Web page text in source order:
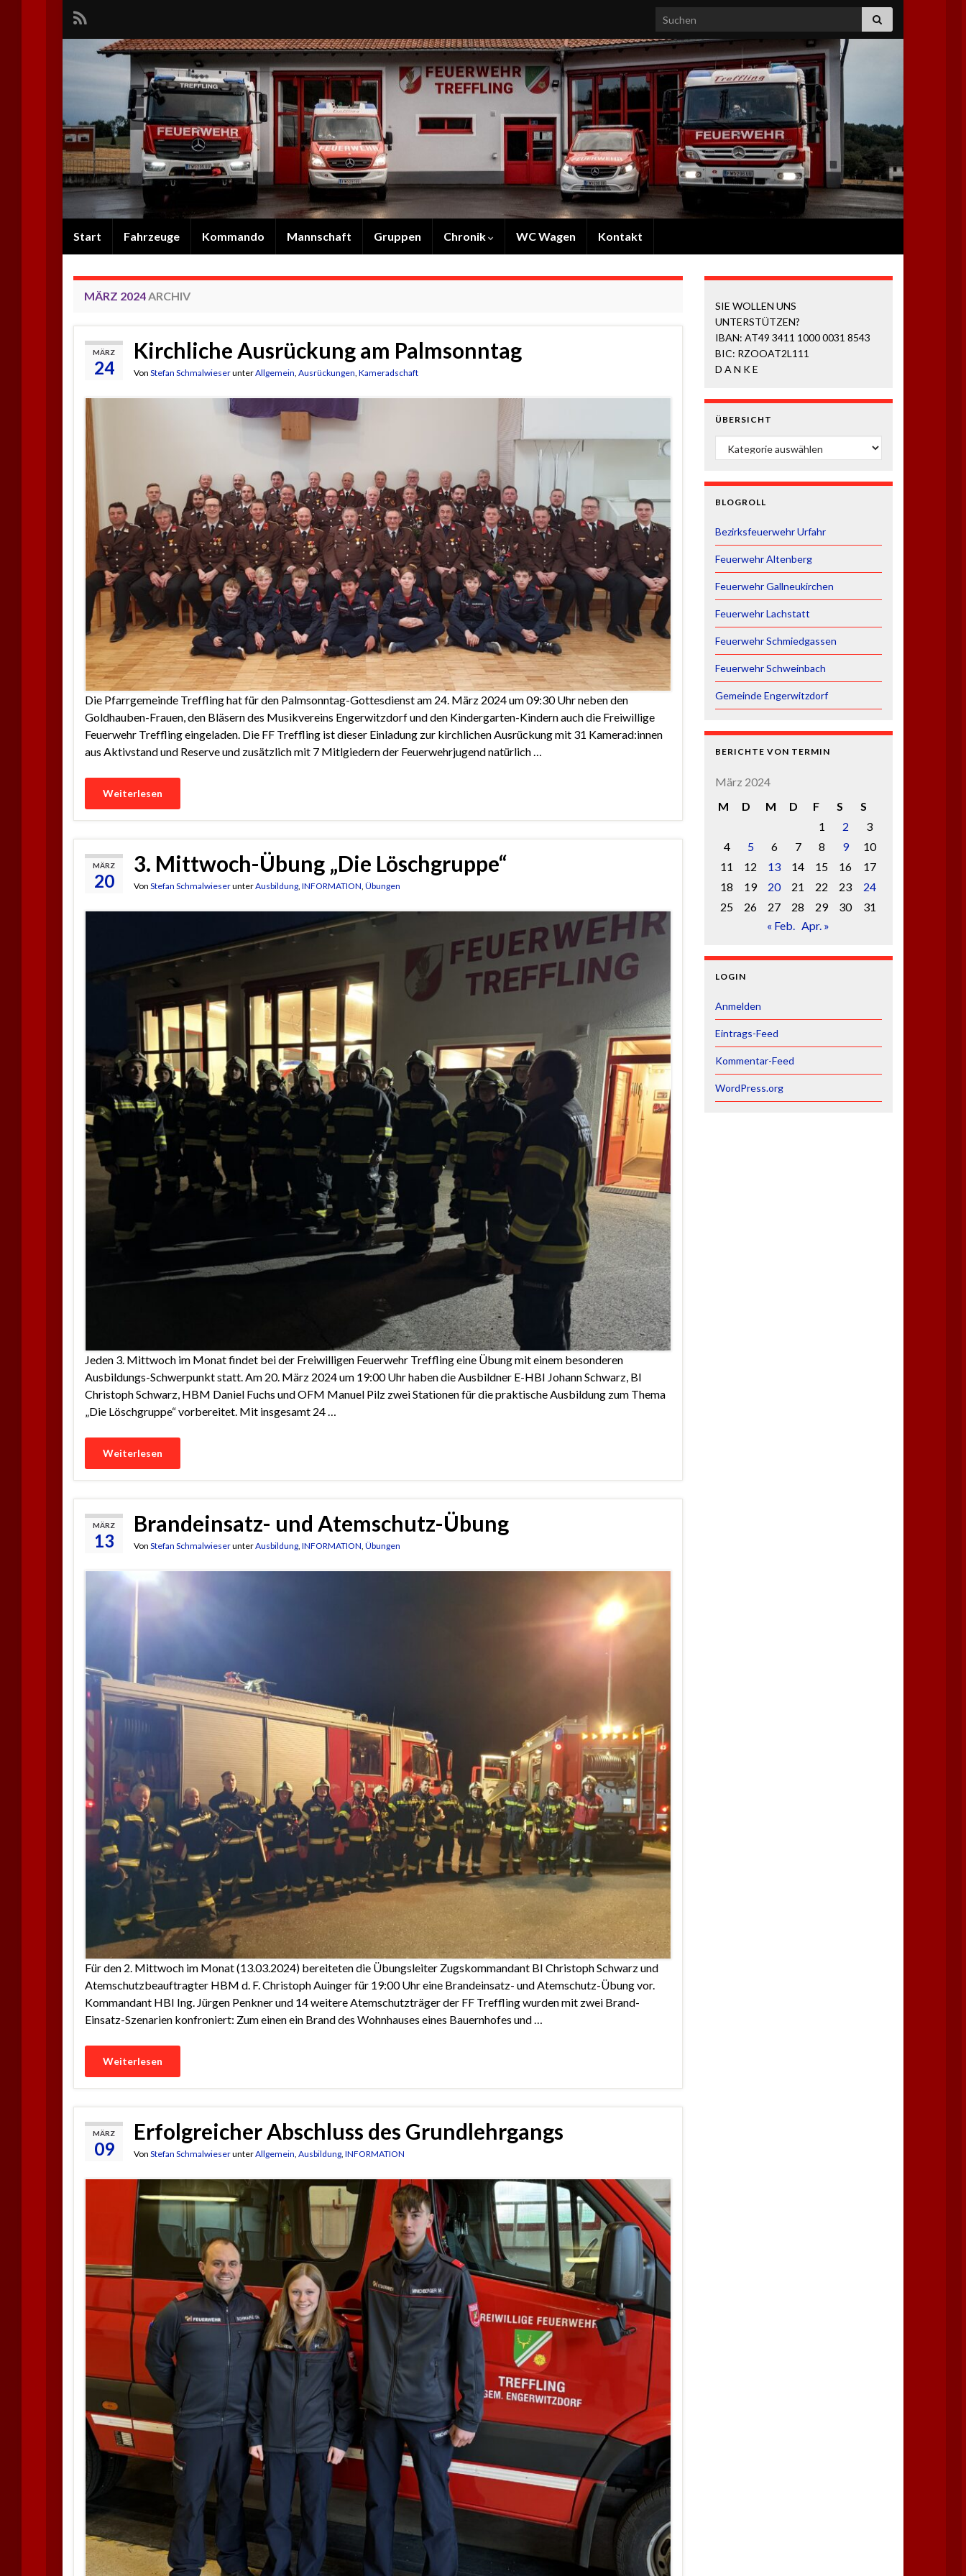
Search for:
Start Fahrzeuge Kommando Mannschaft Gruppen Chronik WC Wagen Kontakt
MÄRZ 2024ARCHIV
MÄRZ
24
Kirchliche Ausrückung am Palmsonntag
Von Stefan SchmalwieserunterAllgemein, Ausrückungen, Kameradschaft
Die Pfarrgemeinde Treffling hat für den Palmsonntag-Gottesdienst am 24. März 2024 um 09:30 Uhr neben den
Goldhauben-Frauen, den Bläsern des Musikvereins Engerwitzdorf und den Kindergarten-Kindern auch die Freiwillige
Feuerwehr Treffling eingeladen. Die FF Treffling ist dieser Einladung zur kirchlichen Ausrückung mit 31 Kamerad:innen
aus Aktivstand und Reserve und zusätzlich mit 7 Mitlgiedern der Feuerwehrjugend natürlich …
Weiterlesen
MÄRZ
20
3. Mittwoch-Übung „Die Löschgruppe“
Von Stefan SchmalwieserunterAusbildung INFORMATION Übungen
Jeden 3. Mittwoch im Monat findet bei der Freiwilligen Feuerwehr Treffling eine Übung mit einem besonderen
Ausbildungs-Schwerpunkt statt. Am 20. März 2024 um 19:00 Uhr haben die Ausbildner E-HBI Johann Schwarz, BI
Christoph Schwarz, HBM Daniel Fuchs und OFM Manuel Pilz zwei Stationen für die praktische Ausbildung zum Thema
„Die Löschgruppe“ vorbereitet. Mit insgesamt 24 …
Weiterlesen
MÄRZ
13
Brandeinsatz- und Atemschutz-Übung
Von Stefan SchmalwieserunterAusbildung, INFORMATION, Übungen
Für den 2. Mittwoch im Monat (13.03.2024) bereiteten die Übungsleiter Zugskommandant BI Christoph Schwarz und
Atemschutzbeauftragter HBM d. F. Christoph Auinger für 19:00 Uhr eine Brandeinsatz- und Atemschutz-Übung vor.
Kommandant HBI Ing. Jürgen Penkner und 14 weitere Atemschutzträger der FF Treffling wurden mit zwei Brand-
Einsatz-Szenarien konfroniert: Zum einen ein Brand des Wohnhauses eines Bauernhofes und …
Weiterlesen
MÄRZ
09
Erfolgreicher Abschluss des Grundlehrgangs
Von Stefan SchmalwieserunterAllgemein, Ausbildung, INFORMATION
SIE WOLLEN UNS
UNTERSTÜTZEN?
IBAN: AT49 3411 1000 0031 8543
BIC: RZOOAT2L111
D A N K E
ÜBERSICHT
ÜBERSICHT
BLOGROLL
Bezirksfeuerwehr Urfahr
Feuerwehr Altenberg
Feuerwehr Gallneukirchen
Feuerwehr Lachstatt
Feuerwehr Schmiedgassen
Feuerwehr Schweinbach
Gemeinde Engerwitzdorf
BERICHTE VON TERMIN
März 2024
M
D M D F S
S
1
2
3
4
5 6 7 8 9
10
11
12 13 14 15 16
17
18
19 20 21 22 23
24
25
26 27 28 29 30
31
« Feb. Apr. »
LOGIN
Anmelden
Eintrags-Feed
Kommentar-Feed
WordPress.org